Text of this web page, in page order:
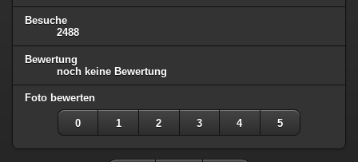
Besuche
2488
Bewertung
noch keine Bewertung
Foto bewerten
0 1 2 3 4 5